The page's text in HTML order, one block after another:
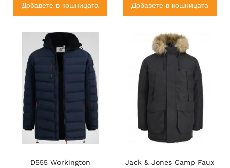
Добавете в кошницата Добавете в кошницата
D555 Workington
Jack & Jones Camp Faux